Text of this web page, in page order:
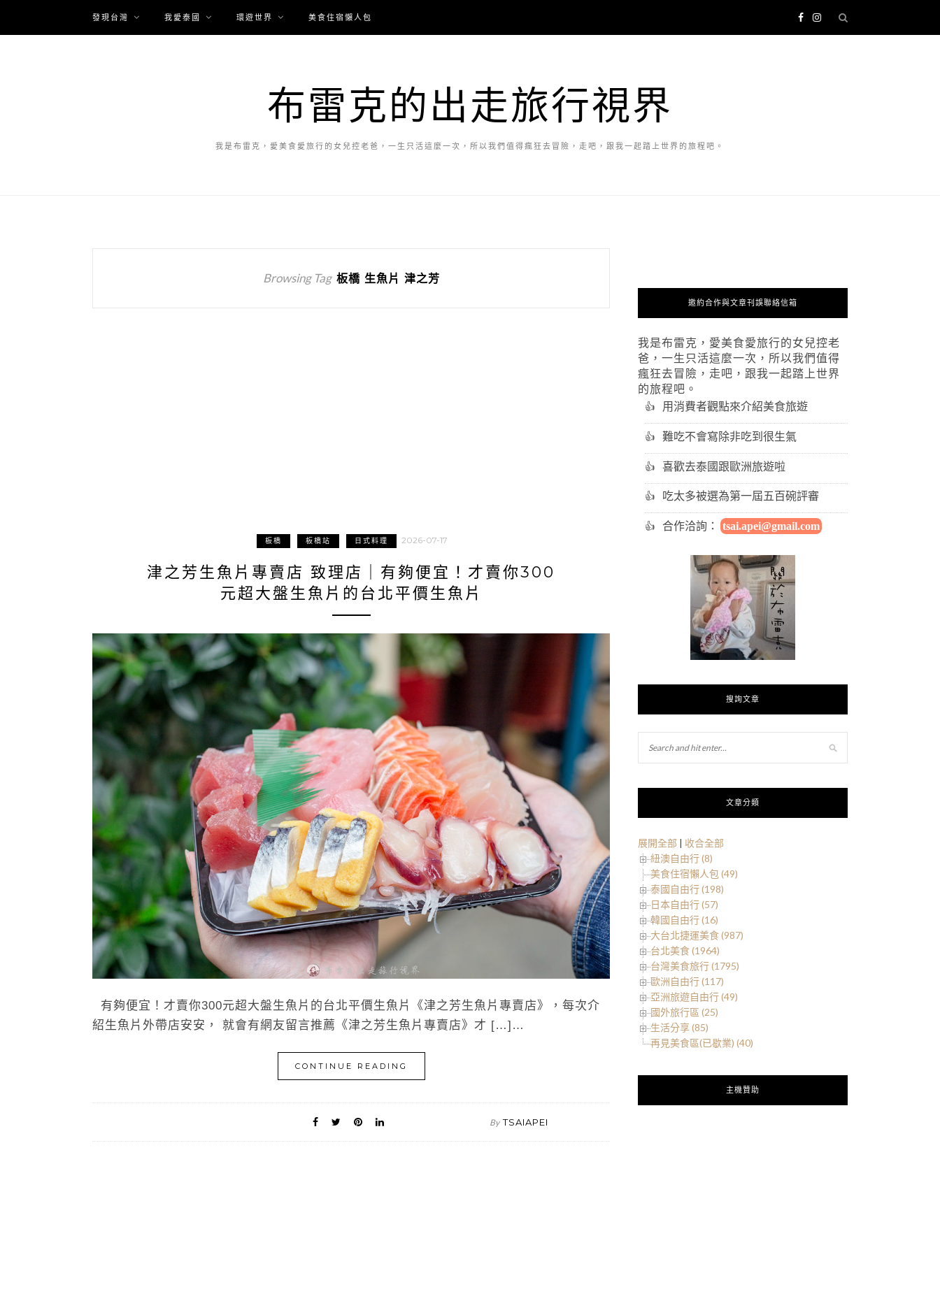
發現台灣 我愛泰國 環遊世界 美食住宿懶人包
布雷克的出走旅行視界
我是布雷克，愛美食愛旅行的女兒控老爸，一生只活這麼一次，所以我們值得瘋狂去冒險，走吧，跟我一起踏上世界的旅程吧。
Browsing Tag 板橋 生魚片 津之芳
板橋 板橋站 日式料理 2026-07-17
津之芳生魚片專賣店 致理店｜有夠便宜！才賣你300
元超大盤生魚片的台北平價生魚片
有夠便宜！才賣你300元超大盤生魚片的台北平價生魚片《津之芳生魚片專賣店》，每次介
紹生魚片外帶店安安， 就會有網友留言推薦《津之芳生魚片專賣店》才 […]…
CONTINUE READING
By TSAIAPEI
邀約合作與文章刊誤聯絡信箱
我是布雷克，愛美食愛旅行的女兒控老
爸，一生只活這麼一次，所以我們值得
瘋狂去冒險，走吧，跟我一起踏上世界
的旅程吧。
用消費者觀點來介紹美食旅遊
難吃不會寫除非吃到很生氣
喜歡去泰國跟歐洲旅遊啦
吃太多被選為第一屆五百碗評審
合作洽詢： tsai.apei@gmail.com
搜詢文章
文章分類
展開全部 | 收合全部
紐澳自由行 (8)
美食住宿懶人包 (49)
泰國自由行 (198)
日本自由行 (57)
韓國自由行 (16)
大台北捷運美食 (987)
台北美食 (1964)
台灣美食旅行 (1795)
歐洲自由行 (117)
亞洲旅遊自由行 (49)
國外旅行區 (25)
生活分享 (85)
再見美食區(已歇業) (40)
主機贊助